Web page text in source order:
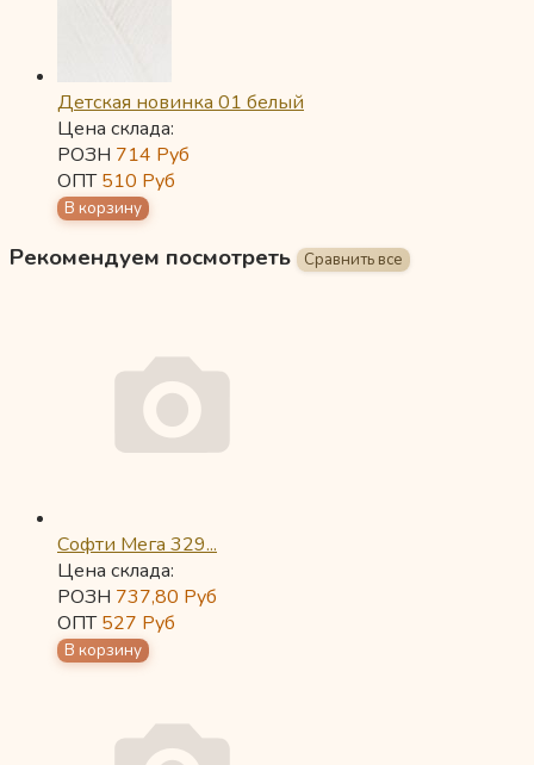
Детская новинка 01 белый
Цена склада:
РОЗН 714 Руб
ОПТ510 Руб
Рекомендуем посмотреть
Софти Мега 329...
Цена склада:
РОЗН 737,80 Руб
ОПТ527 Руб